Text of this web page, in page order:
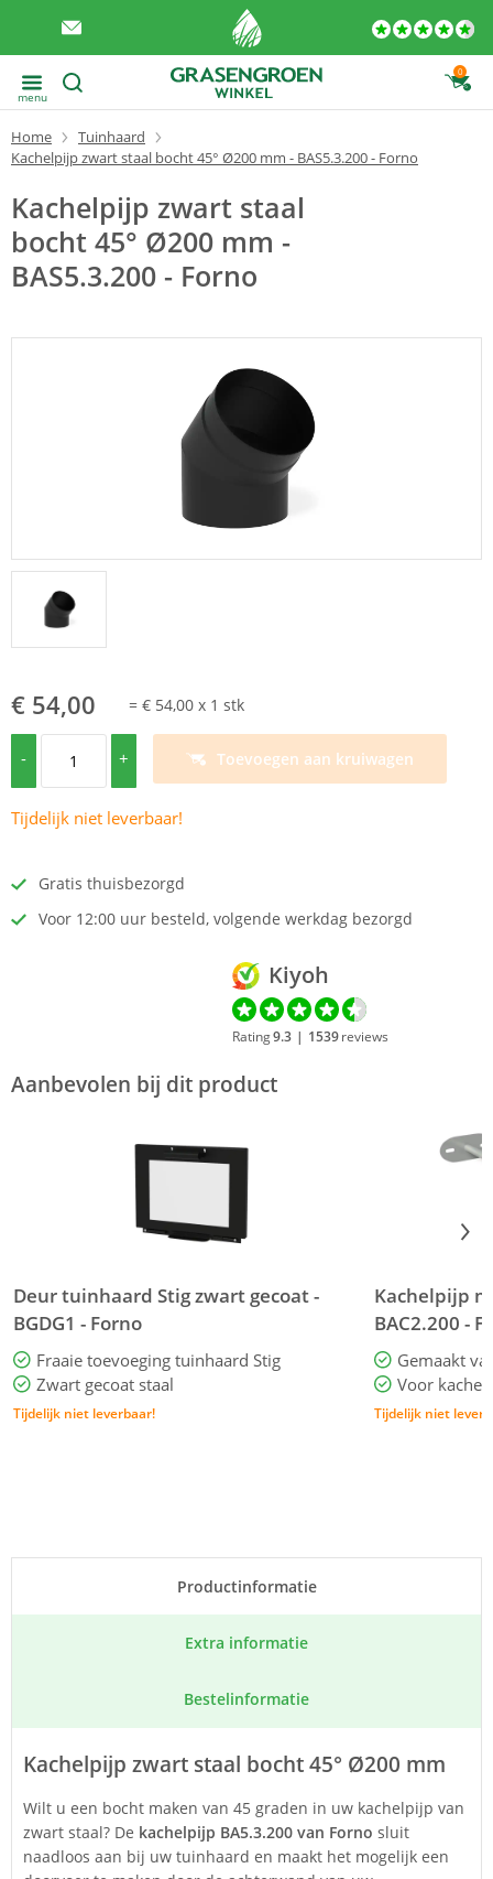
menu
0
Home
Tuinhaard
Kachelpijp zwart staal bocht 45° Ø200 mm - BAS5.3.200 - Forno
Kachelpijp zwart staal
bocht 45° Ø200 mm -
BAS5.3.200 - Forno
€ 54,00 = € 54,00 x 1 stk
- + Toevoegen aan kruiwagen
Tijdelijk niet leverbaar!
Gratis thuisbezorgd
Voor 12:00 uur besteld, volgende werkdag bezorgd
Kiyoh
Rating9.3 | 1539reviews
Aanbevolen bij dit product
Deur tuinhaard Stig zwart gecoat -
BGDG1 - Forno
Fraaie toevoeging tuinhaard Stig
Zwart gecoat staal
Tijdelijk niet leverbaar!
Kachelpijp
BAC2.200 -
Gemaakt
Voor
Tijdelijk niet
Product­informatie
Extra informatie
Bestel­informatie
Kachelpijp zwart staal bocht 45° Ø200 mm
Wilt u een bocht maken van 45 graden in uw kachelpijp van
zwart staal? De kachelpijp BA5.3.200 van Forno sluit
naadloos aan bij uw tuinhaard en maakt het mogelijk een